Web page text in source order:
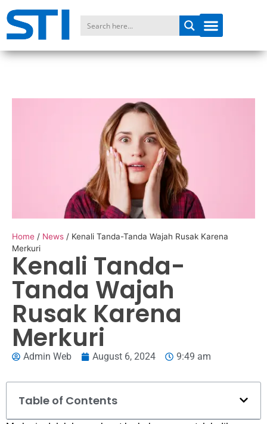
Home / News / Kenali Tanda-Tanda Wajah Rusak Karena
Merkuri
Kenali Tanda-
Tanda Wajah
Rusak Karena
Merkuri
Admin Web August 6, 2024 9:49 am
Table of Contents